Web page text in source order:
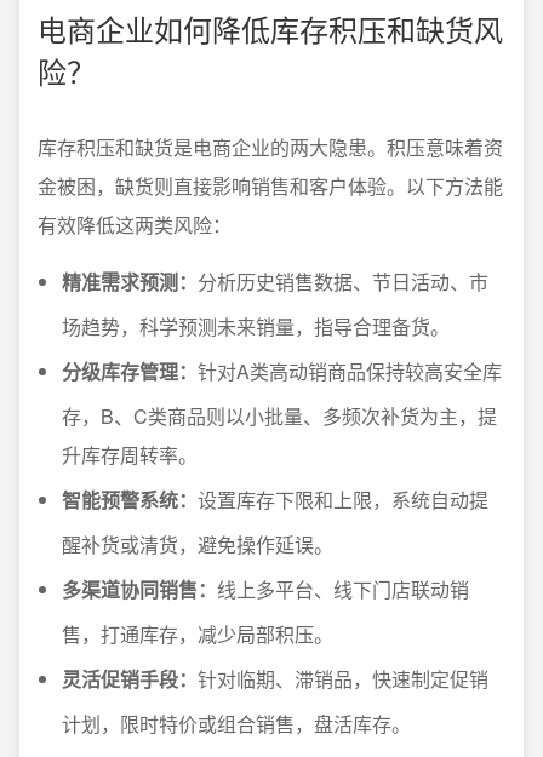
电商企业如何降低库存积压和缺货风
险？
库存积压和缺货是电商企业的两大隐患。积压意味着资
金被困，缺货则直接影响销售和客户体验。以下方法能
有效降低这两类风险：
精准需求预测： 分析历史销售数据、节日活动、市
场趋势，科学预测未来销量，指导合理备货。
分级库存管理： 针对A类高动销商品保持较高安全库
存，B、C类商品则以小批量、多频次补货为主，提
升库存周转率。
智能预警系统： 设置库存下限和上限，系统自动提
醒补货或清货，避免操作延误。
多渠道协同销售： 线上多平台、线下门店联动销
售，打通库存，减少局部积压。
灵活促销手段： 针对临期、滞销品，快速制定促销
计划，限时特价或组合销售，盘活库存。